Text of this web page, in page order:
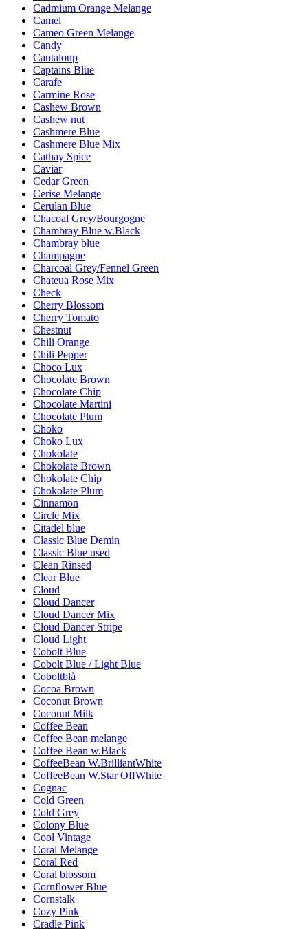
Cadmium Orange Melange
Camel
Cameo Green Melange
Candy
Cantaloup
Captains Blue
Carafe
Carmine Rose
Cashew Brown
Cashew nut
Cashmere Blue
Cashmere Blue Mix
Cathay Spice
Caviar
Cedar Green
Cerise Melange
Cerulan Blue
Chacoal Grey/Bourgogne
Chambray Blue w.Black
Chambray blue
Champagne
Charcoal Grey/Fennel Green
Chateua Rose Mix
Check
Cherry Blossom
Cherry Tomato
Chestnut
Chili Orange
Chili Pepper
Choco Lux
Chocolate Brown
Chocolate Chip
Chocolate Martini
Chocolate Plum
Choko
Choko Lux
Chokolate
Chokolate Brown
Chokolate Chip
Chokolate Plum
Cinnamon
Circle Mix
Citadel blue
Classic Blue Demin
Classic Blue used
Clean Rinsed
Clear Blue
Cloud
Cloud Dancer
Cloud Dancer Mix
Cloud Dancer Stripe
Cloud Light
Cobolt Blue
Cobolt Blue / Light Blue
Coboltblå
Cocoa Brown
Coconut Brown
Coconut Milk
Coffee Bean
Coffee Bean melange
Coffee Bean w.Black
CoffeeBean W.BrilliantWhite
CoffeeBean W.Star OffWhite
Cognac
Cold Green
Cold Grey
Colony Blue
Cool Vintage
Coral Melange
Coral Red
Coral blossom
Cornflower Blue
Cornstalk
Cozy Pink
Cradle Pink